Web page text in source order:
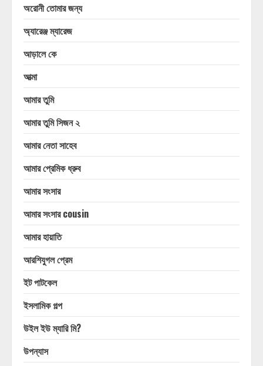
অরোনী তোমার জন্য
অ্যারেঞ্জ ম্যারেজ
আড়ালে কে
আত্মা
আমার তুমি
আমার তুমি সিজন ২
আমার নেতা সাহেব
আমার প্রেমিক ধ্রুব
আমার সংসার
আমার সংসার cousin
আমার হায়াতি
আরশিযুগল প্রেম
ইট পাটকেল
ইসলামিক গল্প
উইল ইউ ম্যারি মি?
উপন্যাস